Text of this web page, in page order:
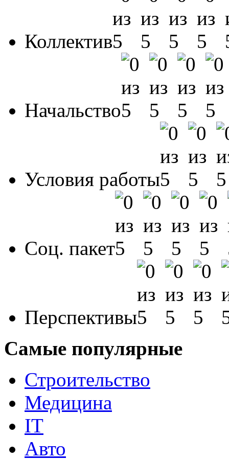
Коллектив
Начальство
Условия работы
Соц. пакет
Перспективы
Самые популярные
Строительство
Медицина
IT
Авто